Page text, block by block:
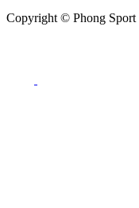
Copyright © Phong Sport